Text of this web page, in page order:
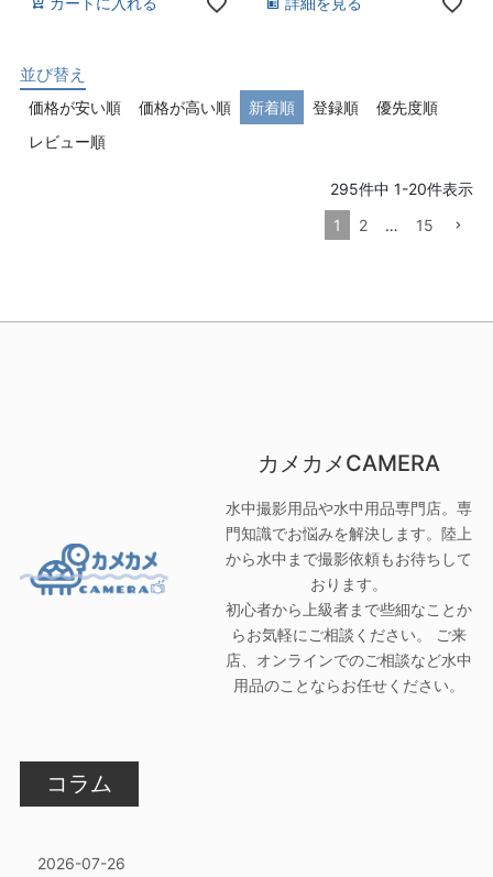
並び替え
価格が安い順 価格が高い順 新着順 登録順
優先度順
レビュー順
295件中 1-20件表示
1
2 … 15
カメカメCAMERA
水中撮影用品や水中用品専門店。専
門知識でお悩みを解決します。陸上
から水中まで撮影依頼もお待ちして
おります。
初心者から上級者まで些細なことか
らお気軽にご相談ください。 ご来
店、オンラインでのご相談など水中
用品のことならお任せください。
コラム
2026-07-26